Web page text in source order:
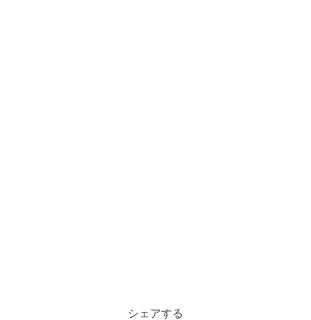
シェアする